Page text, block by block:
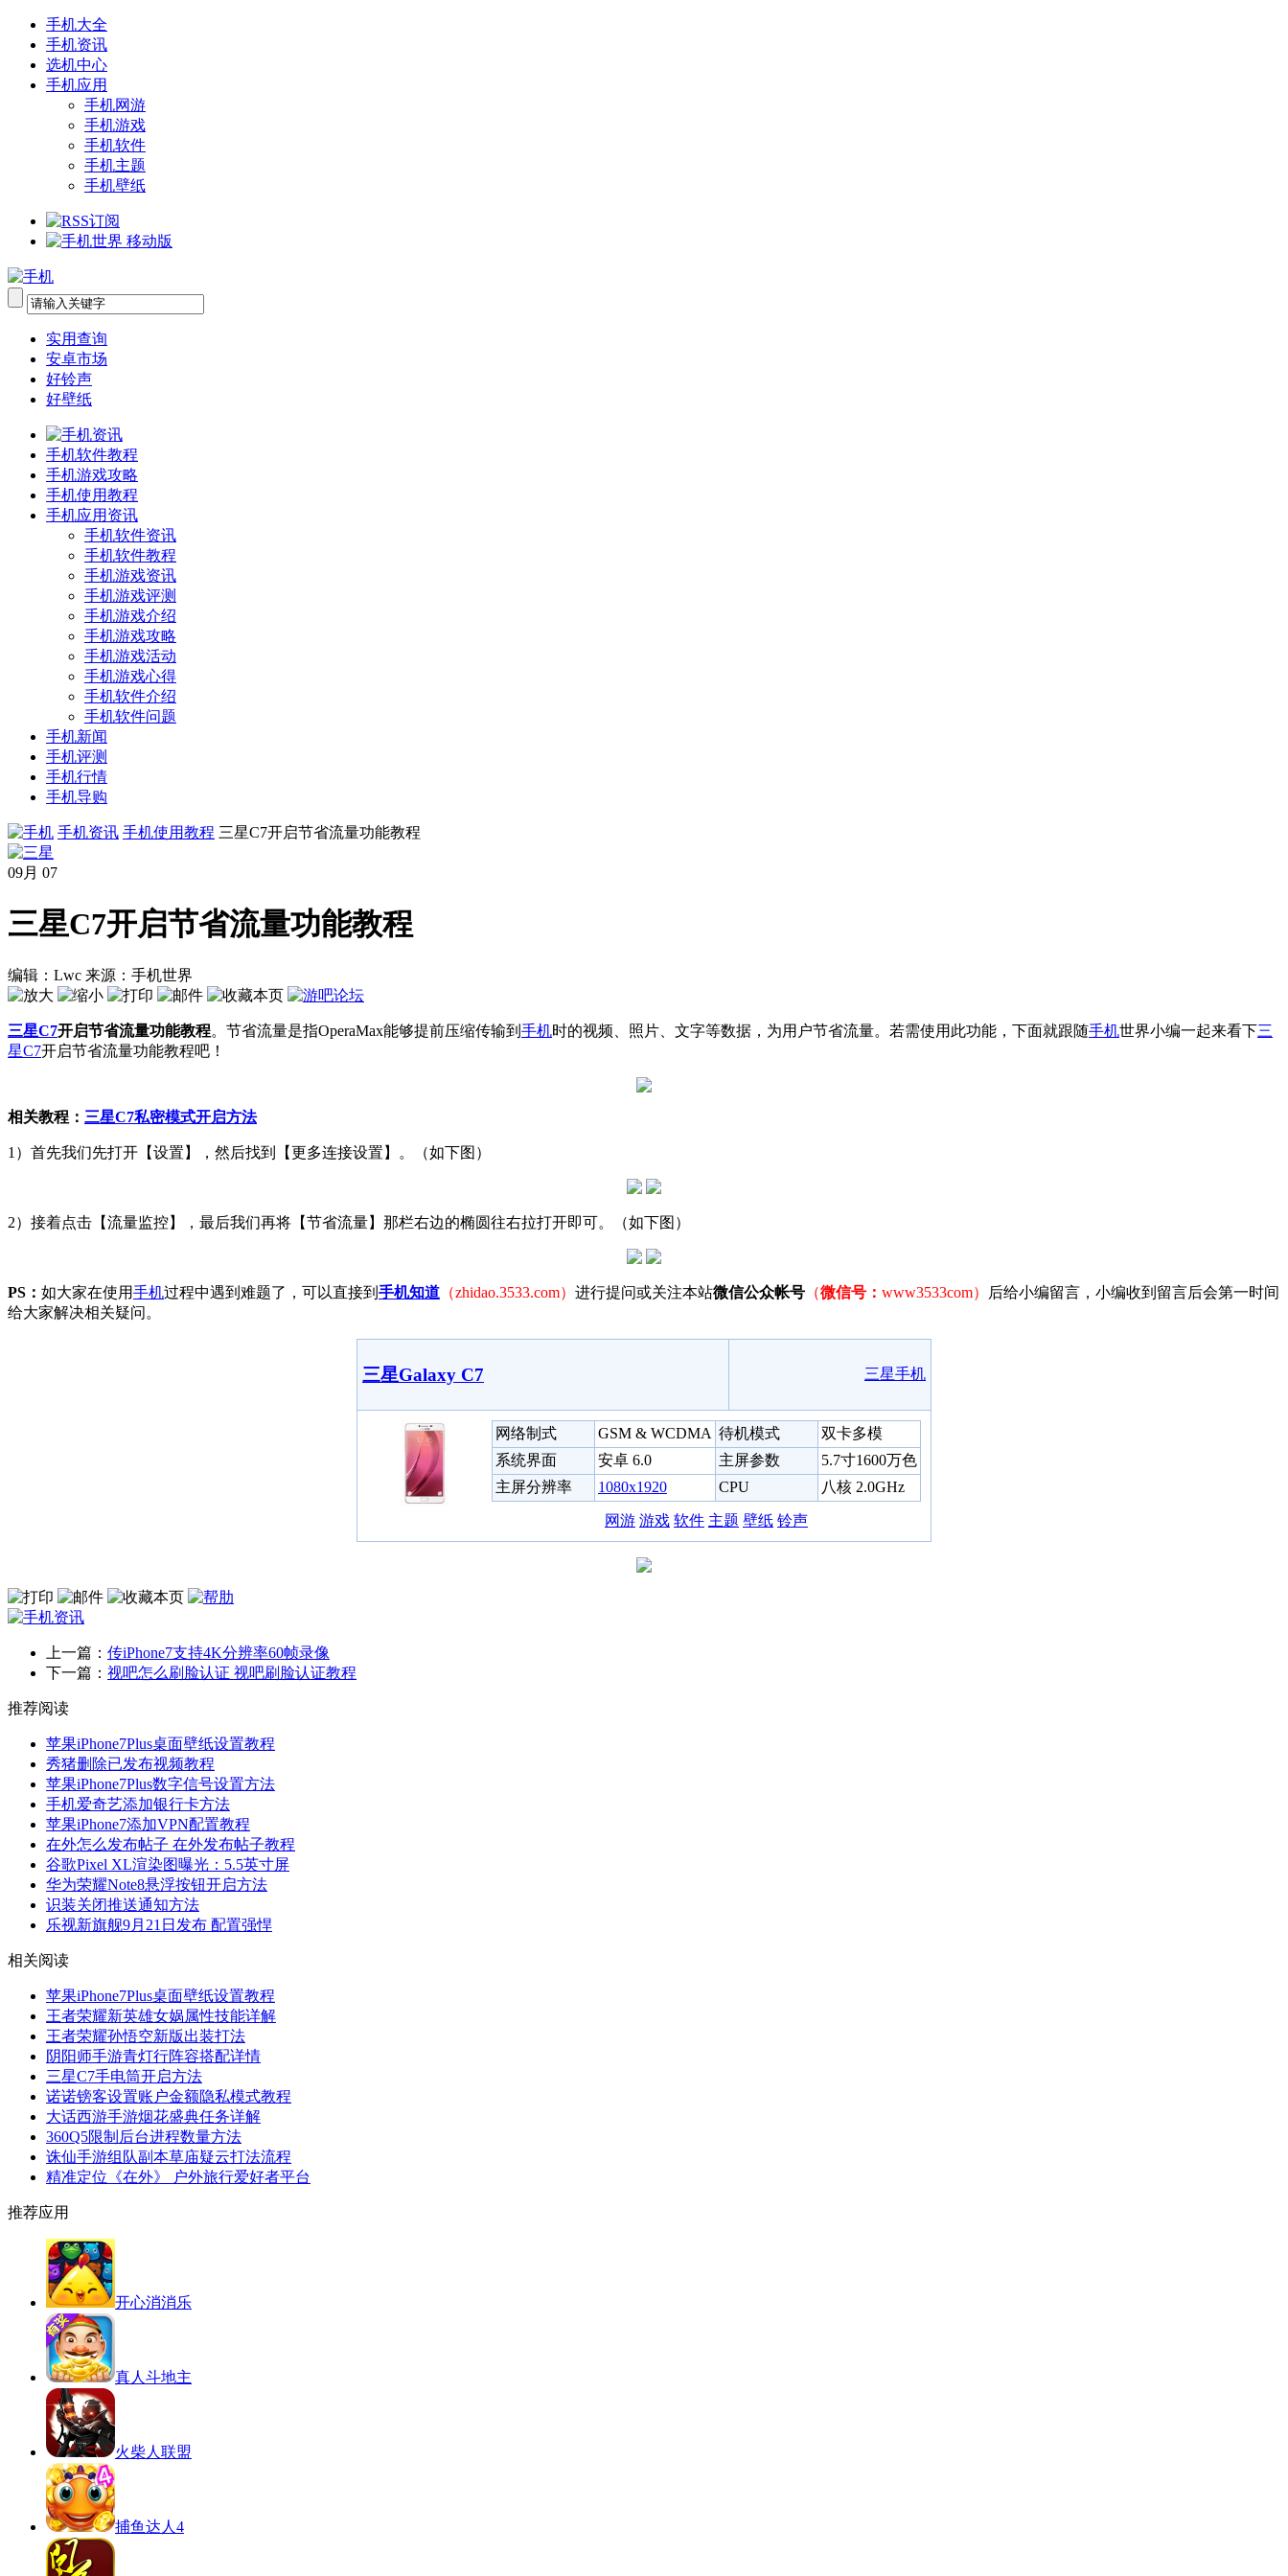
手机大全
手机资讯
选机中心
手机应用
手机网游
手机游戏
手机软件
手机主题
手机壁纸
实用查询
安卓市场
好铃声
好壁纸
手机软件教程
手机游戏攻略
手机使用教程
手机应用资讯
手机软件资讯
手机软件教程
手机游戏资讯
手机游戏评测
手机游戏介绍
手机游戏攻略
手机游戏活动
手机游戏心得
手机软件介绍
手机软件问题
手机新闻
手机评测
手机行情
手机导购
手机资讯 手机使用教程 三星C7开启节省流量功能教程
09月 07
三星C7开启节省流量功能教程
编辑：Lwc 来源：手机世界
三星C7开启节省流量功能教程。节省流量是指OperaMax能够提前压缩传输到 手机时的视频、照片、文字等数据，为用户节省流量。若需使用此功能，下面就跟随手机世界小编一起来看下三
星C7开启节省流量功能教程吧！
相关教程： 三星C7私密模式开启方法
1）首先我们先打开【设置】，然后找到【更多连接设置】。（如下图）
2）接着点击【流量监控】，最后我们再将【节省流量】那栏右边的椭圆往右拉打开即可。（如下图）
PS： 如大家在使用手机过程中遇到难题了，可以直接到 手机知道 （zhidao.3533.com） 进行提问或关注本站微信公众帐号 （微信号： www3533com）
后给小编留言，小编收到留言后会第一时间
给大家解决相关疑问。
三星Galaxy C7 三星手机
网络制式 GSM & WCDMA 待机模式
双卡多模
系统界面
安卓 6.0 主屏参数
5.7寸1600万色
主屏分辨率
1080x1920 CPU 八核 2.0GHz
网游 游戏 软件 主题 壁纸 铃声
上一篇： 传iPhone7支持4K分辨率60帧录像
下一篇： 视吧怎么刷脸认证 视吧刷脸认证教程
推荐阅读
苹果iPhone7Plus桌面壁纸设置教程
秀猪删除已发布视频教程
苹果iPhone7Plus数字信号设置方法
手机爱奇艺添加银行卡方法
苹果iPhone7添加VPN配置教程
在外怎么发布帖子 在外发布帖子教程
谷歌Pixel XL渲染图曝光：5.5英寸屏
华为荣耀Note8悬浮按钮开启方法
识装关闭推送通知方法
乐视新旗舰9月21日发布 配置强悍
相关阅读
苹果iPhone7Plus桌面壁纸设置教程
王者荣耀新英雄女娲属性技能详解
王者荣耀孙悟空新版出装打法
阴阳师手游青灯行阵容搭配详情
三星C7手电筒开启方法
诺诺镑客设置账户金额隐私模式教程
大话西游手游烟花盛典任务详解
360Q5限制后台进程数量方法
诛仙手游组队副本草庙疑云打法流程
精准定位《在外》 户外旅行爱好者平台
推荐应用
开心消消乐
真人斗地主
火柴人联盟
捕鱼达人4